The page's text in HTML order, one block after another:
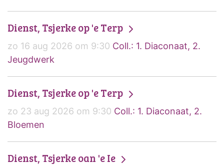
Dienst, Tsjerke op 'e Terp
zo 16 aug 2026 om 9:30 Coll.: 1. Diaconaat, 2.
Jeugdwerk
Dienst, Tsjerke op 'e Terp
zo 23 aug 2026 om 9:30 Coll.: 1. Diaconaat, 2.
Bloemen
Dienst, Tsjerke oan 'e Ie